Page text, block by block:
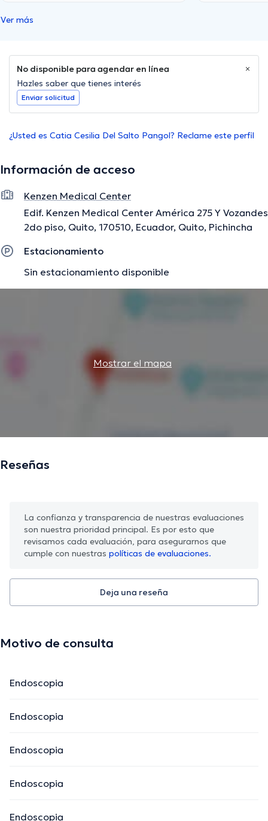
Ver más
No disponible para agendar en línea
Hazles saber que tienes interés
Enviar solicitud
¿Usted es Catia Cesilia Del Salto Pangol? Reclame este perfil
Información de acceso
Kenzen Medical Center
Edif. Kenzen Medical Center América 275 Y Vozandes
2do piso, Quito, 170510, Ecuador, Quito, Pichincha
Estacionamiento
Sin estacionamiento disponible
Mostrar el mapa
Reseñas
La confianza y transparencia de nuestras evaluaciones
son nuestra prioridad principal. Es por esto que
revisamos cada evaluación, para asegurarnos que
cumple con nuestras políticas de evaluaciones.
Deja una reseña
Motivo de consulta
Endoscopia
Endoscopia
Endoscopia
Endoscopia
Endoscopia